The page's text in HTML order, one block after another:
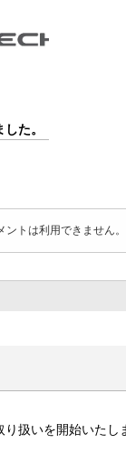
た。
ントは利用できません。
扱いを開始いたし